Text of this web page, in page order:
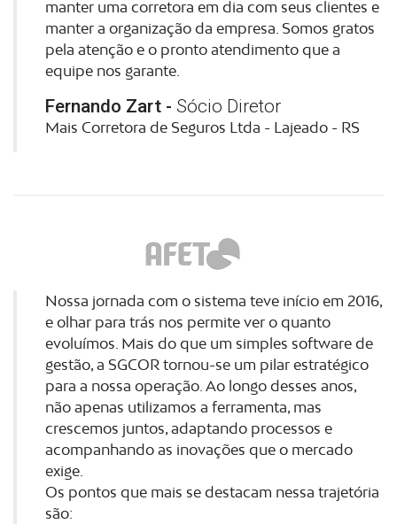
manter uma corretora em dia com seus clientes e
manter a organização da empresa. Somos gratos
pela atenção e o pronto atendimento que a
equipe nos garante.
Fernando Zart - Sócio Diretor
Mais Corretora de Seguros Ltda - Lajeado - RS
Nossa jornada com o sistema teve início em 2016,
e olhar para trás nos permite ver o quanto
evoluímos. Mais do que um simples software de
gestão, a SGCOR tornou-se um pilar estratégico
para a nossa operação. Ao longo desses anos,
não apenas utilizamos a ferramenta, mas
crescemos juntos, adaptando processos e
acompanhando as inovações que o mercado
exige.
Os pontos que mais se destacam nessa trajetória
são: